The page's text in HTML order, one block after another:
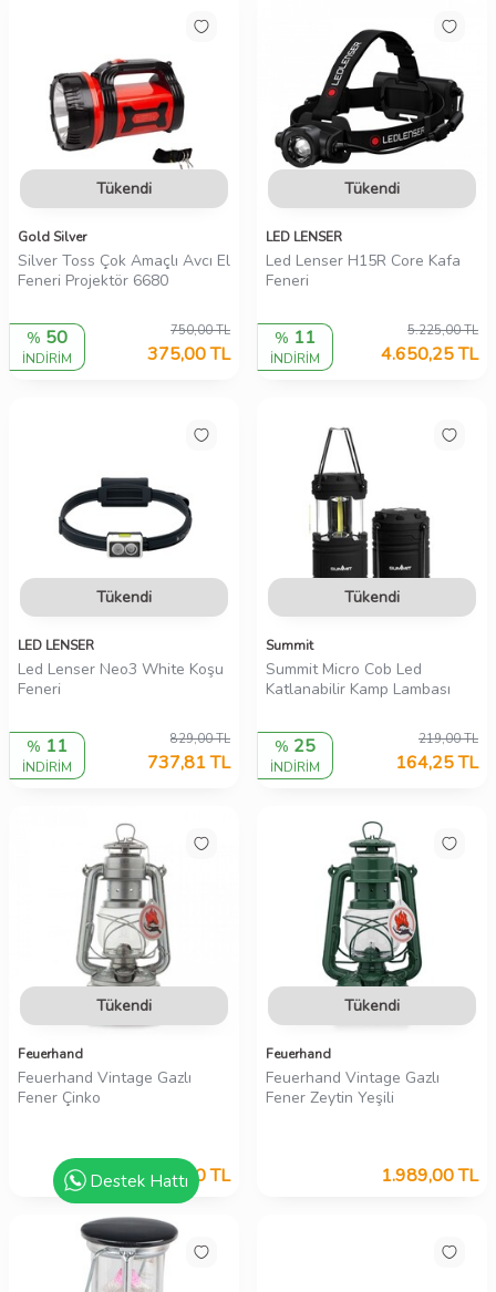
Destek Hattı
Tükendi
Gold Silver
Silver Toss Çok Amaçlı Avcı El
Feneri Projektör 6680
% 50
İNDİRİM
750,00TL
375,00TL
Tükendi
LED LENSER
Led Lenser H15R Core Kafa
Feneri
% 11
İNDİRİM
5.225,00TL
4.650,25TL
Tükendi
LED LENSER
Led Lenser Neo3 White Koşu
Feneri
% 11
İNDİRİM
829,00TL
737,81TL
Tükendi
Summit
Summit Micro Cob Led
Katlanabilir Kamp Lambası
% 25
İNDİRİM
219,00TL
164,25TL
Tükendi
Feuerhand
Feuerhand Vintage Gazlı
Fener Çinko
1.989,00TL
Tükendi
Feuerhand
Feuerhand Vintage Gazlı
Fener Zeytin Yeşili
1.989,00TL